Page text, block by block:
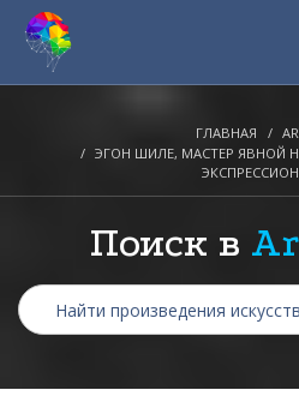
ГЛАВНАЯ
ЭГОН ШИЛЕ, МАСТЕР ЯВНОЙ
Поиск в